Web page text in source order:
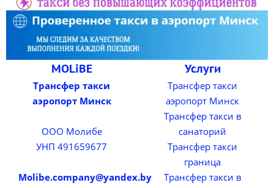
MOLiBE
Трансфер такси
аэропорт Минск
ООО Молибе
УНП 491659677
Molibe.company@yandex.by
Услуги
Трансфер такси
аэропорт Минск
Трансфер такси в
санаторий
Трансфер такси
граница
Трансфер такси в